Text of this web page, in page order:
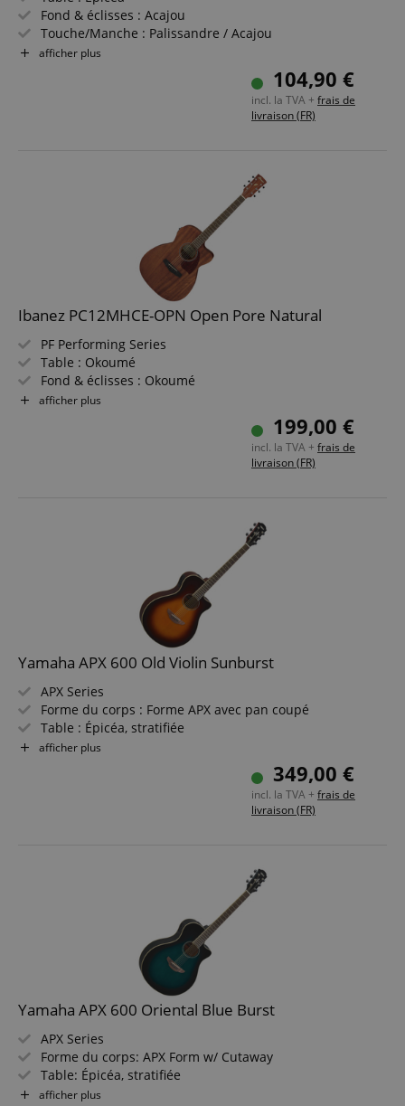
Fond & éclisses : Acajou
Touche/Manche : Palissandre / Acajou
Couleur & finition : Natural, satin
Faible profondeur de caisse de seulement 7 cm
afficher plus
104,90 €
incl. la TVA + frais de
livraison (FR)
Ibanez PC12MHCE-OPN Open Pore Natural
PF Performing Series
Table : Okoumé
Fond & éclisses : Okoumé
Touche/Manche : laurier / Nyatoh
Électronique : Ibanez Under-saddle PU w/ AEQ-2T
Couleur & Finition : Natural, Open Pore
afficher plus
199,00 €
incl. la TVA + frais de
livraison (FR)
Yamaha APX 600 Old Violin Sunburst
APX Series
Forme du corps : Forme APX avec pan coupé
Table : Épicéa, stratifiée
Fond & éclisses : Nato, stratifié
Électronique : SYSTEM65 + SRT Piezo Pickup
Couleur & Finish : Old Violin Sunburst, Gloss
afficher plus
349,00 €
incl. la TVA + frais de
livraison (FR)
Yamaha APX 600 Oriental Blue Burst
APX Series
Forme du corps: APX Form w/ Cutaway
Table: Épicéa, stratifiée
Fond & Éclisses: Nato, stratifié
afficher plus